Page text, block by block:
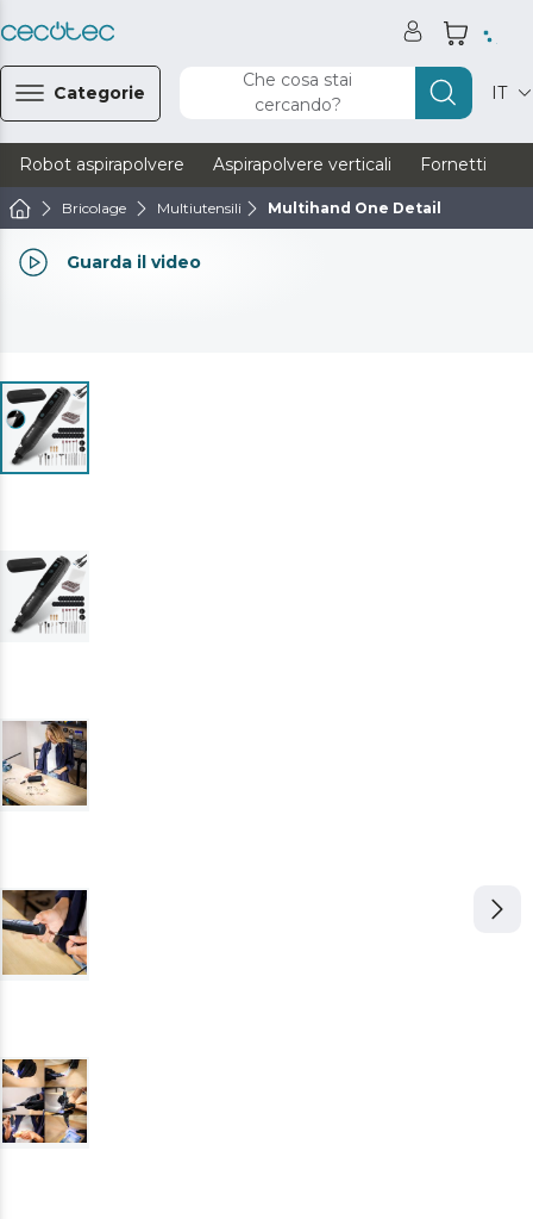
Categorie
Che cosa stai
cercando?
IT
Robot aspirapolvere Aspirapolvere verticali Fornetti
Bricolage Multiutensili Multihand One Detail
Guarda il video